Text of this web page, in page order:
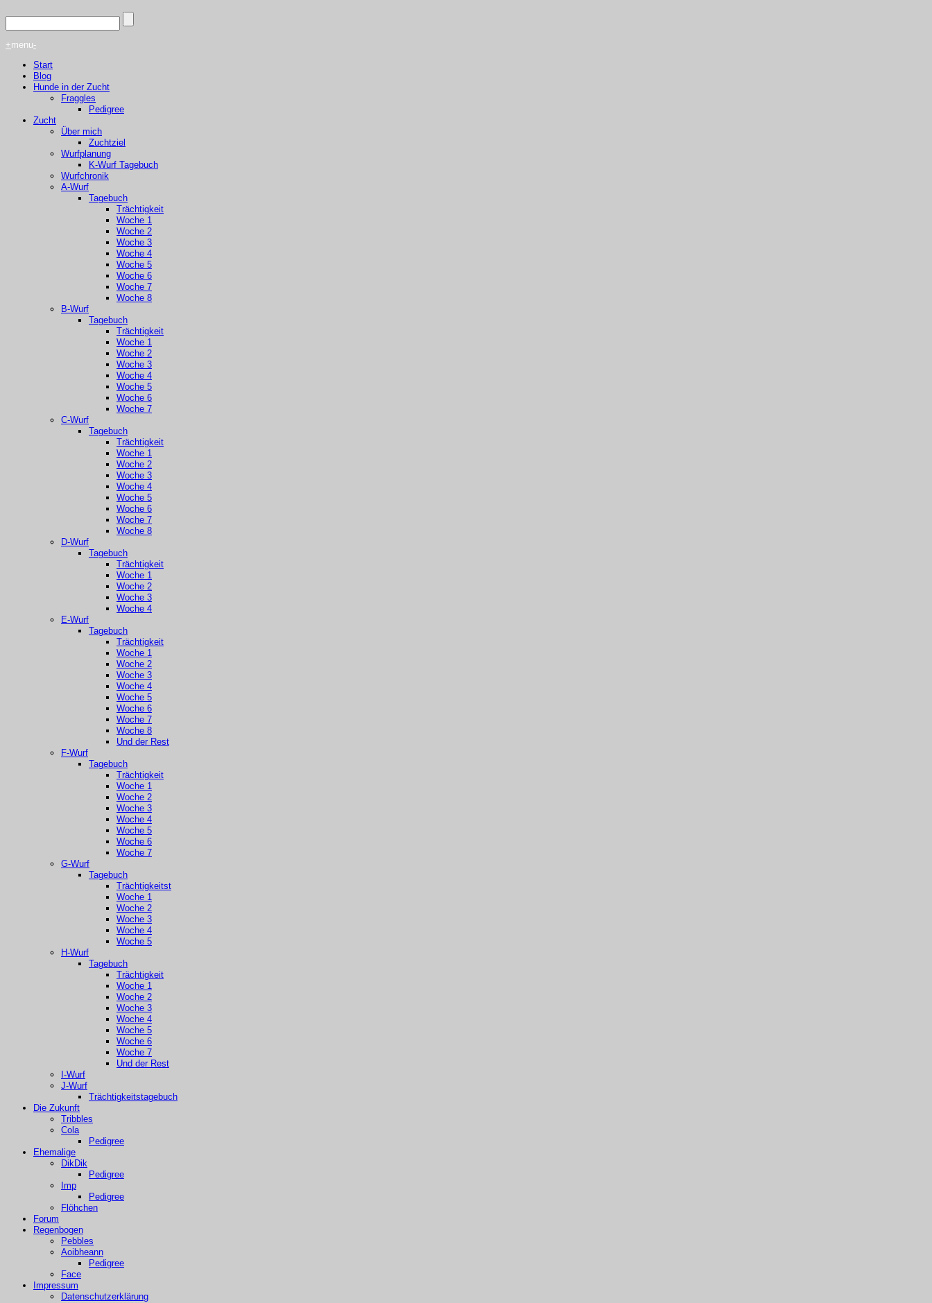
+menu-
Start
Blog
Hunde in der Zucht
Fraggles
Pedigree
Zucht
Über mich
Zuchtziel
Wurfplanung
K-Wurf Tagebuch
Wurfchronik
A-Wurf
Tagebuch
Trächtigkeit
Woche 1
Woche 2
Woche 3
Woche 4
Woche 5
Woche 6
Woche 7
Woche 8
B-Wurf
Tagebuch
Trächtigkeit
Woche 1
Woche 2
Woche 3
Woche 4
Woche 5
Woche 6
Woche 7
C-Wurf
Tagebuch
Trächtigkeit
Woche 1
Woche 2
Woche 3
Woche 4
Woche 5
Woche 6
Woche 7
Woche 8
D-Wurf
Tagebuch
Trächtigkeit
Woche 1
Woche 2
Woche 3
Woche 4
E-Wurf
Tagebuch
Trächtigkeit
Woche 1
Woche 2
Woche 3
Woche 4
Woche 5
Woche 6
Woche 7
Woche 8
Und der Rest
F-Wurf
Tagebuch
Trächtigkeit
Woche 1
Woche 2
Woche 3
Woche 4
Woche 5
Woche 6
Woche 7
G-Wurf
Tagebuch
Trächtigkeitst
Woche 1
Woche 2
Woche 3
Woche 4
Woche 5
H-Wurf
Tagebuch
Trächtigkeit
Woche 1
Woche 2
Woche 3
Woche 4
Woche 5
Woche 6
Woche 7
Und der Rest
I-Wurf
J-Wurf
Trächtigkeitstagebuch
Die Zukunft
Tribbles
Cola
Pedigree
Ehemalige
DikDik
Pedigree
Imp
Pedigree
Flöhchen
Forum
Regenbogen
Pebbles
Aoibheann
Pedigree
Face
Impressum
Datenschutzerklärung